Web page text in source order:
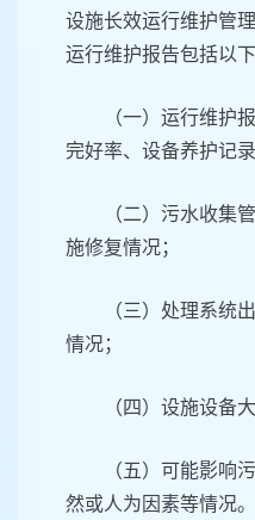
设施长效运行维护管
运行维护报告包括以下
（一）运行维护
完好率、设备养护记录
（二）污水收集
施修复情况；
（三）处理系统
情况；
（四）设施设备
（五）可能影响
然或人为因素等情况。